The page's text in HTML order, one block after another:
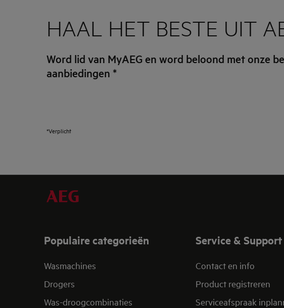
HAAL HET BESTE UIT
Word lid van MyAEG en word beloond met onze
aanbiedingen *
*Verplicht
Populaire categorieën
Wasmachines
Drogers
Was-droogcombinaties
Service & Support
Contact en info
Product registreren
Serviceafspraak